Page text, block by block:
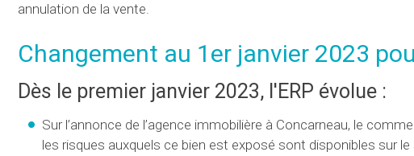
annulation de la vente.
Changement au 1er janvier 2023
Dès le premier janvier 2023, l'ERP évolue :
Sur l’annonce de l’agence immobilière à Concarneau, le
les risques auxquels ce bien est exposé sont disponibles sur le